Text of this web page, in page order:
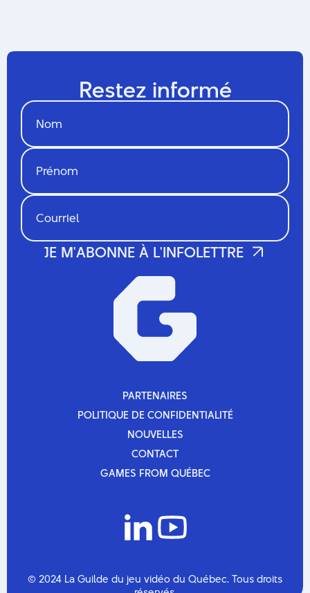
La guilde du jeu vidéo du
québec lance la 5e édition
Restez informé
PARTENAIRES
PARTENAIRES
POLITIQUE DE CONFIDENTIALITÉ
POLITIQUE DE CONFIDENTIALITÉ
NOUVELLES
NOUVELLES
CONTACT
CONTACT
GAMES FROM QUÉBEC
© 2024 La Guilde du jeu vidéo du Québec. Tous droits